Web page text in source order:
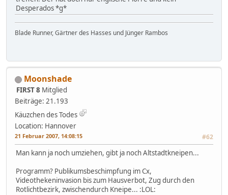
Desperados *g*
Blade Runner, Gärtner des Hasses und Jünger Rambos
Moonshade
FIRST 8 Mitglied
Beiträge: 21.193
Käuzchen des Todes
Location: Hannover
21 Februar 2007, 14:08:15 #62
Man kann ja noch umziehen, gibt ja noch Altstadtkneipen...
Programm? Publikumsbeschimpfung im Cx,
Videothekeninvasion bis zum Hausverbot, Zug durch den
Rotlichtbezirk, zwischendurch Kneipe... :LOL: